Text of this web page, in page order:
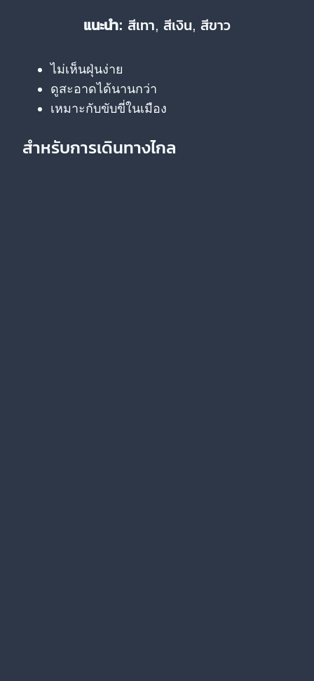
แนะนำ: สีเทา, สีเงิน, สีขาว
ไม่เห็นฝุ่นง่าย
ดูสะอาดได้นานกว่า
เหมาะกับขับขี่ในเมือง
สำหรับการเดินทางไกล